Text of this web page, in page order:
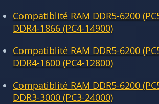
Compatiblité RAM DDR5-6200
DDR4-1866 (PC4-14900)
Compatiblité RAM DDR5-6200
DDR4-1600 (PC4-12800)
Compatiblité RAM DDR5-6200
DDR3-3000 (PC3-24000)